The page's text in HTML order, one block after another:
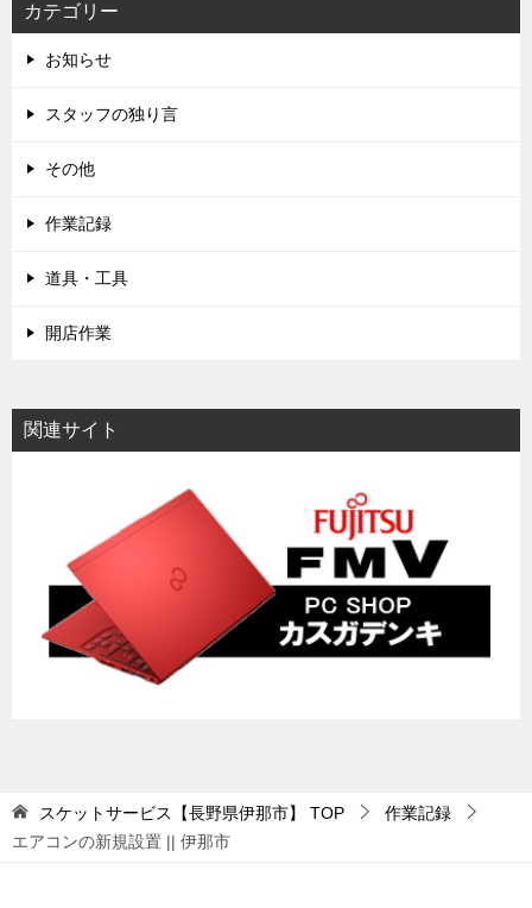
カテゴリー
お知らせ
スタッフの独り言
その他
作業記録
道具・工具
開店作業
関連サイト
スケットサービス【長野県伊那市】 TOP
作業記録
エアコンの新規設置 || 伊那市